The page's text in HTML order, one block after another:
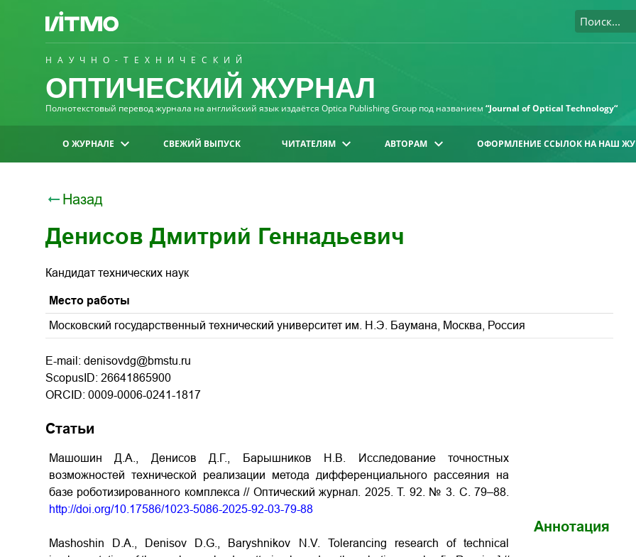
НАУЧНО-ТЕХНИЧЕСКИЙ
ОПТИЧЕСКИЙ ЖУРНАЛ
Полнотекстовый перевод журнала на английский язык издаётся Optica Publishing Group под названием “Journal of Optical Technology“
О ЖУРНАЛЕ СВЕЖИЙ ВЫПУСК ЧИТАТЕЛЯМ АВТОРАМ ОФОРМЛЕНИЕ ССЫЛОК НА НАШ
Назад
Денисов Дмитрий Геннадьевич
Кандидат технических наук
Место работы
Московский государственный технический университет им. Н.Э. Баумана, Москва, Россия
E-mail: denisovdg@bmstu.ru
ScopusID: 26641865900
ORCID: 0009-0006-0241-1817
Статьи
Машошин Д.А., Денисов Д.Г., Барышников Н.В. Исследование точностных
возможностей технической реализации метода дифференциального рассеяния на
базе роботизированного комплекса // Оптический журнал. 2025. Т. 92. № 3. С. 79–88.
http://doi.org/10.17586/1023-5086-2025-92-03-79-88
Mashoshin D.A., Denisov D.G., Baryshnikov N.V. Tolerancing research of technical
Аннотация